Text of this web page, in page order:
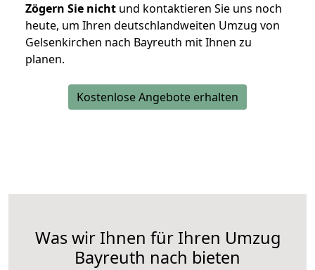
Zögern Sie nicht und kontaktieren Sie uns noch
heute, um Ihren deutschlandweiten Umzug von
Gelsenkirchen nach Bayreuth mit Ihnen zu
planen.
Kostenlose Angebote erhalten
Was wir Ihnen für Ihren Umzug
Bayreuth nach bieten